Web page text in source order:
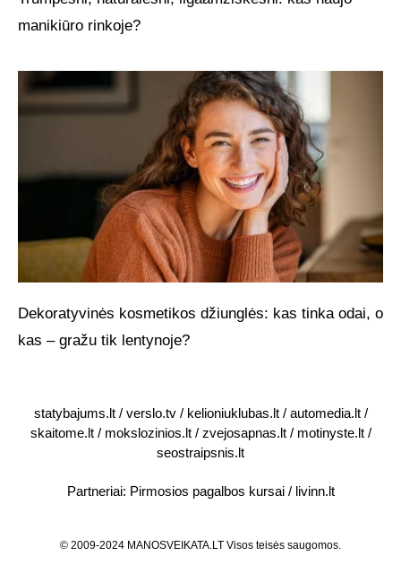
manikiūro rinkoje?
Dekoratyvinės kosmetikos džiunglės: kas tinka odai, o
kas – gražu tik lentynoje?
statybajums.lt/ verslo.tv/ kelioniuklubas.lt/ automedia.lt/
skaitome.lt/ mokslozinios.lt/ zvejosapnas.lt/ motinyste.lt/
seostraipsnis.lt
Partneriai: Pirmosios pagalbos kursai/ livinn.lt
© 2009-2024 MANOSVEIKATA.LT Visos teisės saugomos.